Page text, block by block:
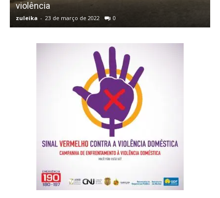
violência
zuleika - 23 de março de 2022 0